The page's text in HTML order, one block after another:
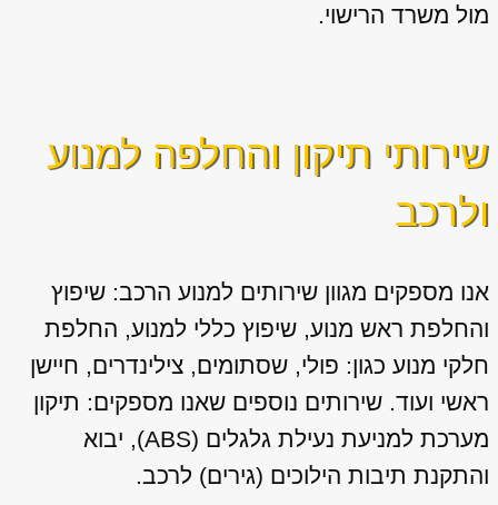
מול משרד הרישוי.
שירותי תיקון והחלפה למנוע
ולרכב
אנו מספקים מגוון שירותים למנוע הרכב: שיפוץ
והחלפת ראש מנוע, שיפוץ כללי למנוע, החלפת
חלקי מנוע כגון: פולי, שסתומים, צילינדרים, חיישן
ראשי ועוד. שירותים נוספים שאנו מספקים: תיקון
מערכת למניעת נעילת גלגלים (ABS), יבוא
והתקנת תיבות הילוכים (גירים) לרכב.